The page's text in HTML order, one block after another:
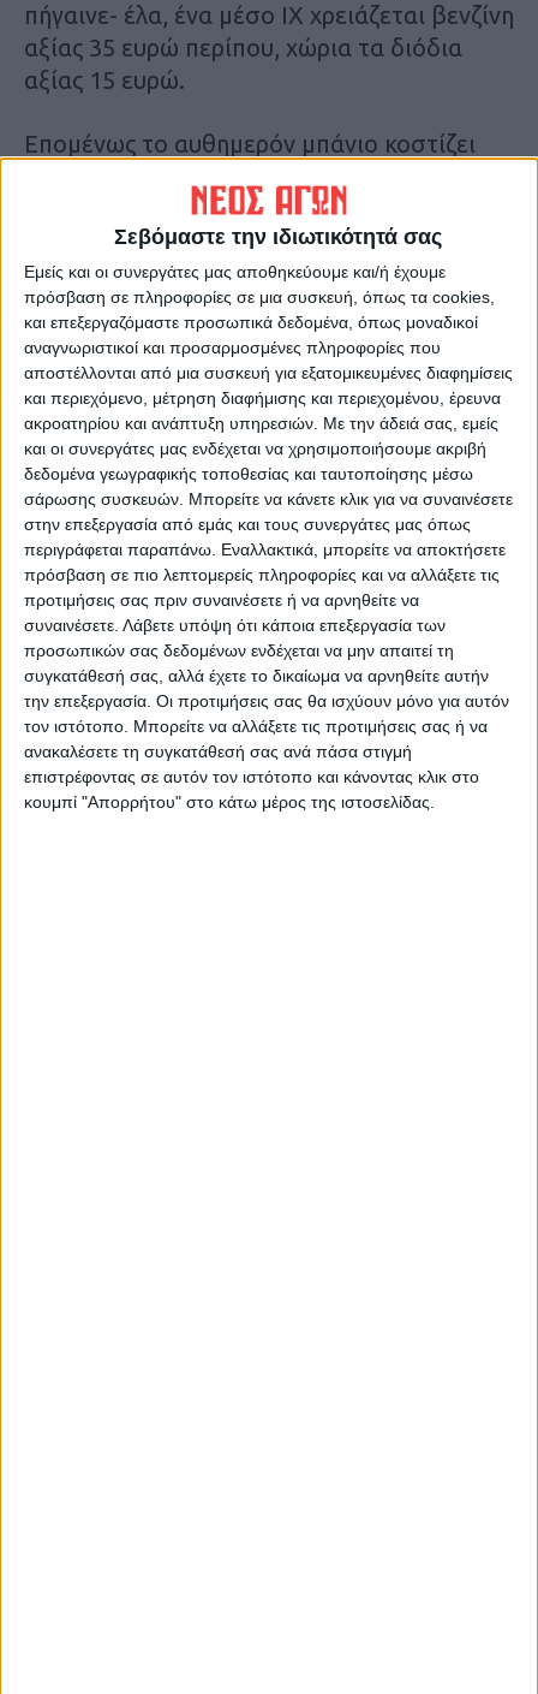
Σεβόμαστε την ιδιωτικότητά σας
Εμείς και οι συνεργάτες μας αποθηκεύουμε και/ή έχουμε
πρόσβαση σε πληροφορίες σε μια συσκευή, όπως τα cookies,
και επεξεργαζόμαστε προσωπικά δεδομένα, όπως μοναδικοί
αναγνωριστικοί και προσαρμοσμένες πληροφορίες που
αποστέλλονται από μια συσκευή για εξατομικευμένες διαφημίσεις
και περιεχόμενο, μέτρηση διαφήμισης και περιεχομένου, έρευνα
ακροατηρίου και ανάπτυξη υπηρεσιών. Με την άδειά σας, εμείς
και οι συνεργάτες μας ενδέχεται να χρησιμοποιήσουμε ακριβή
δεδομένα γεωγραφικής τοποθεσίας και ταυτοποίησης μέσω
σάρωσης συσκευών. Μπορείτε να κάνετε κλικ για να συναινέσετε
στην επεξεργασία από εμάς και τους συνεργάτες μας όπως
περιγράφεται παραπάνω. Εναλλακτικά, μπορείτε να αποκτήσετε
πρόσβαση σε πιο λεπτομερείς πληροφορίες και να αλλάξετε τις
προτιμήσεις σας πριν συναινέσετε ή να αρνηθείτε να
συναινέσετε. Λάβετε υπόψη ότι κάποια επεξεργασία των
προσωπικών σας δεδομένων ενδέχεται να μην απαιτεί τη
συγκατάθεσή σας, αλλά έχετε το δικαίωμα να αρνηθείτε αυτήν
την επεξεργασία. Οι προτιμήσεις σας θα ισχύουν μόνο για αυτόν
τον ιστότοπο. Μπορείτε να αλλάξετε τις προτιμήσεις σας ή να
ανακαλέσετε τη συγκατάθεσή σας ανά πάσα στιγμή
επιστρέφοντας σε αυτόν τον ιστότοπο και κάνοντας κλικ στο
κουμπί "Απορρήτου" στο κάτω μέρος της ιστοσελίδας.
πήγαινε- έλα, ένα μέσο ΙΧ χρειάζεται βενζίνη
αξίας 35 ευρώ περίπου, χώρια τα διόδια
αξίας 15 ευρώ.
Επομένως το αυθημερόν μπάνιο κοστίζει
η προσωπική κατανάλωση που θα κάνει
κάποιος για έναν καφέ ή φαγητό…
Κ.Π.
Τελευταίες Ειδήσεις Σήμερα
Ακολούθησε την εφημερίδα ΝΕΟΣ
ΑΓΩΝ στο Google News!
Όλες οι εξελίξεις στην περιοχή της
Καρδίτσας και ευρύτερα της Θεσσαλίας
ΠΡΟΗΓΟΥΜΕΝΟ ΑΡΘΡΟ
Λευτέρης Αυγενάκης: Ο
Μητσοτάκης τον διέγραψε
από την ΚΟ της ΝΔ μετά την
επίθεση σε υπάλληλο του Ελ.
Βενιζέλος
ΕΠΟΜΕΝΟ ΑΡΘΡΟ
Η υποχώρηση του νερού
αποκαλύπτει την
καταστροφή